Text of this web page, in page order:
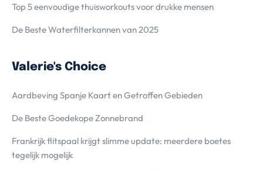
Top 5 eenvoudige thuisworkouts voor drukke mensen
De Beste Waterfilterkannen van 2025
Valerie's Choice
Aardbeving Spanje Kaart en Getroffen Gebieden
De Beste Goedekope Zonnebrand
Frankrijk flitspaal krijgt slimme update: meerdere boetes
tegelijk mogelijk